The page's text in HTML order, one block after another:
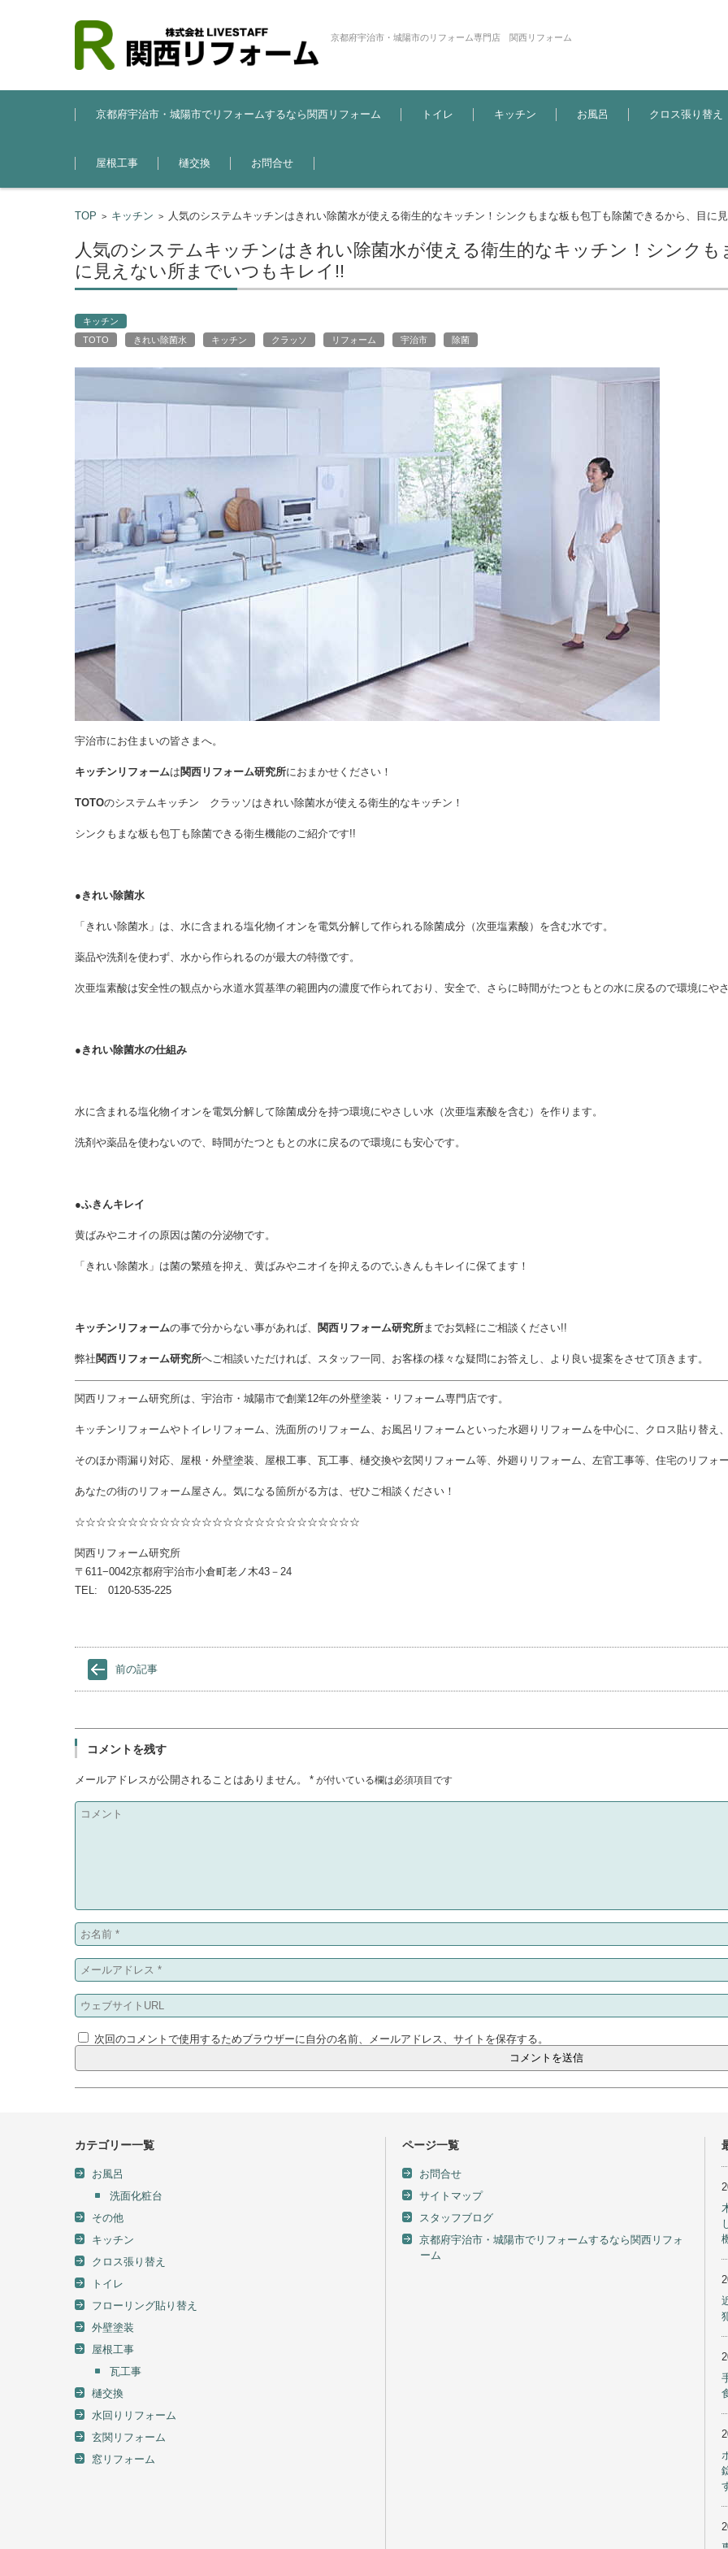
京都府宇治市・城陽市のリフォーム専門店 関西リフォーム
コンテンツに移動
京都府宇治市・城陽市でリフォームするなら関西リフォーム
トイレ キッチン お風呂 クロス張り替え
屋根工事 樋交換 お問合せ
TOP > キッチン > 人気のシステムキッチンはきれい除菌水が使える衛生的なキッチン！シンクもまな板も包丁も除菌できるから、目に
人気のシステムキッチンはきれい除菌水が使える衛生的なキッチン！シンク
に見えない所までいつもキレイ!!
キッチン
TOTO
きれい除菌水 キッチン クラッソ リフォーム 宇治市 除菌
宇治市にお住まいの皆さまへ。
キッチンリフォームは 関西リフォーム研究所におまかせください！
TOTOのシステムキッチン クラッソはきれい除菌水が使える衛生的なキッチン！
シンクもまな板も包丁も除菌できる衛生機能のご紹介です!!
●きれい除菌水
「きれい除菌水」は、水に含まれる塩化物イオンを電気分解して作られる除菌成分（次亜塩素酸）を含む水です。
薬品や洗剤を使わず、水から作られるのが最大の特徴です。
次亜塩素酸は安全性の観点から水道水質基準の範囲内の濃度で作られており、安全で、さらに時間がたつともとの水に戻るので環境にや
●きれい除菌水の仕組み
水に含まれる塩化物イオンを電気分解して除菌成分を持つ環境にやさしい水（次亜塩素酸を含む）を作ります。
洗剤や薬品を使わないので、時間がたつともとの水に戻るので環境にも安心です。
●ふきんキレイ
黄ばみやニオイの原因は菌の分泌物です。
「きれい除菌水」は菌の繁殖を抑え、黄ばみやニオイを抑えるのでふきんもキレイに保てます！
キッチンリフォームの事で分からない事があれば、 関西リフォーム研究所までお気軽にご相談ください!!
弊社 関西リフォーム研究所へご相談いただければ、スタッフ一同、お客様の様々な疑問にお答えし、より良い提案をさせて頂きます。
関西リフォーム研究所は、宇治市・城陽市で創業12年の外壁塗装・リフォーム専門店です。
キッチンリフォームやトイレリフォーム、洗面所のリフォーム、お風呂リフォームといった水廻りリフォームを中心に、クロス貼り替え
そのほか雨漏り対応、屋根・外壁塗装、屋根工事、瓦工事、樋交換や玄関リフォーム等、外廻りリフォーム、左官工事等、住宅のリフォ
あなたの街のリフォーム屋さん。気になる箇所がる方は、ぜひご相談ください！
☆☆☆☆☆☆☆☆☆☆☆☆☆☆☆☆☆☆☆☆☆☆☆☆☆☆☆
関西リフォーム研究所
〒611−0042京都府宇治市小倉町老ノ木43－24
TEL: 0120-535-225
前の記事
コメントを残す
メールアドレスが公開されることはありません。 * が付いている欄は必須項目です
次回のコメントで使用するためブラウザーに自分の名前、メールアドレス、サイトを保存する。
カテゴリー一覧
お風呂
洗面化粧台
その他
キッチン
クロス張り替え
トイレ
フローリング貼り替え
外壁塗装
屋根工事
瓦工事
樋交換
水回りリフォーム
玄関リフォーム
窓リフォーム
ページ一覧
お問合せ
サイトマップ
スタッフブログ
京都府宇治市・城陽市でリフォームするなら関西リフォ
ーム